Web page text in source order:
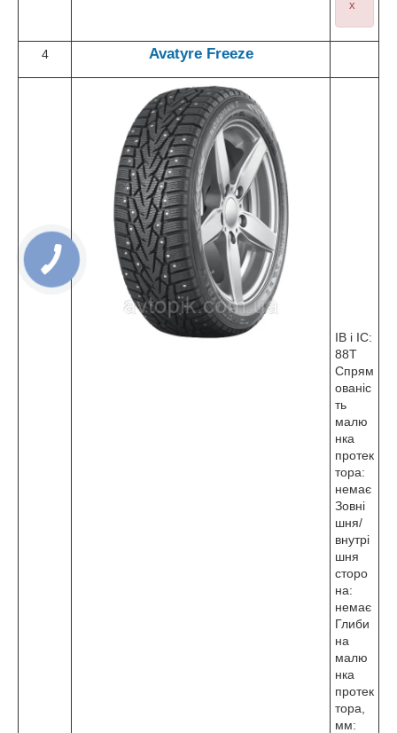
х
4 Avatyre Freeze
ІВ і ІС:
88T
Спрям
ованіс
ть
малю
нка
протек
тора:
немає
Зовні
шня/
внутрі
шня
сторо
на:
немає
Глиби
на
малю
нка
протек
тора,
мм: